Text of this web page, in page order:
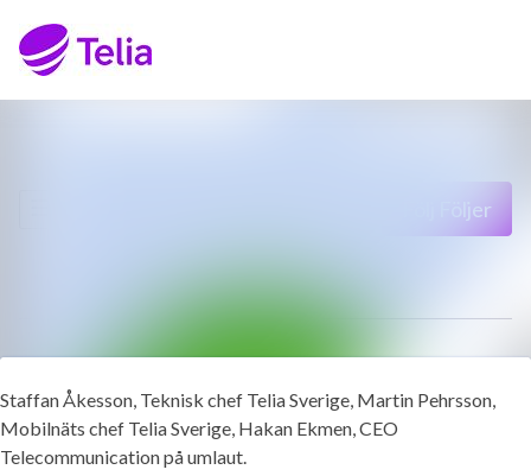
Kontakt
Följer
Staffan Åkesson, Teknisk chef Telia Sverige, Martin Pehrsson,
Mobilnäts chef Telia Sverige, Hakan Ekmen, CEO
Telecommunication på umlaut.